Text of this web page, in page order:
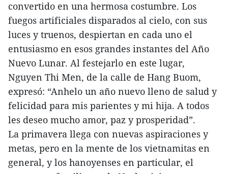
convertido en una hermosa costumbre. Los
fuegos artificiales disparados al cielo, con sus
luces y truenos, despiertan en cada uno el
entusiasmo en esos grandes instantes del Año
Nuevo Lunar. Al festejarlo en este lugar,
Nguyen Thi Men, de la calle de Hang Buom,
expresó: “Anhelo un año nuevo lleno de salud y
felicidad para mis parientes y mi hija. A todos
les deseo mucho amor, paz y prosperidad”.
La primavera llega con nuevas aspiraciones y
metas, pero en la mente de los vietnamitas en
general, y los hanoyenses en particular, el